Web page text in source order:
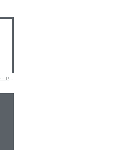
Μαρτυρικά Βάπτισης Κοριτσιού Cherry – Ροζ & Μπεζ Βραχιόλια με Δερμάτινο Κορδόνι και Μεταλλικό Σταυρό